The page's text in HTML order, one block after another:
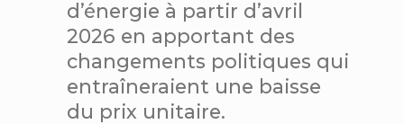
d’énergie à partir d’avril
2026 en apportant des
changements politiques qui
entraîneraient une baisse
du prix unitaire.